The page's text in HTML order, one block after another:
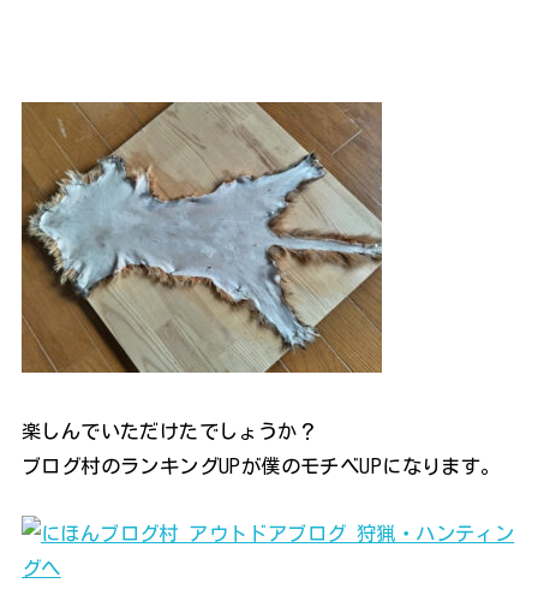
楽しんでいただけたでしょうか？
ブログ村のランキングUPが僕のモチベUPになります。